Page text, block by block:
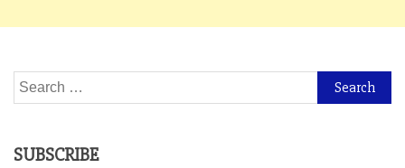
Search
for:
SUBSCRIBE